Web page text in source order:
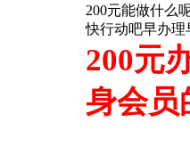
200元能做什么
快行动吧早办理
200元
身会员
98